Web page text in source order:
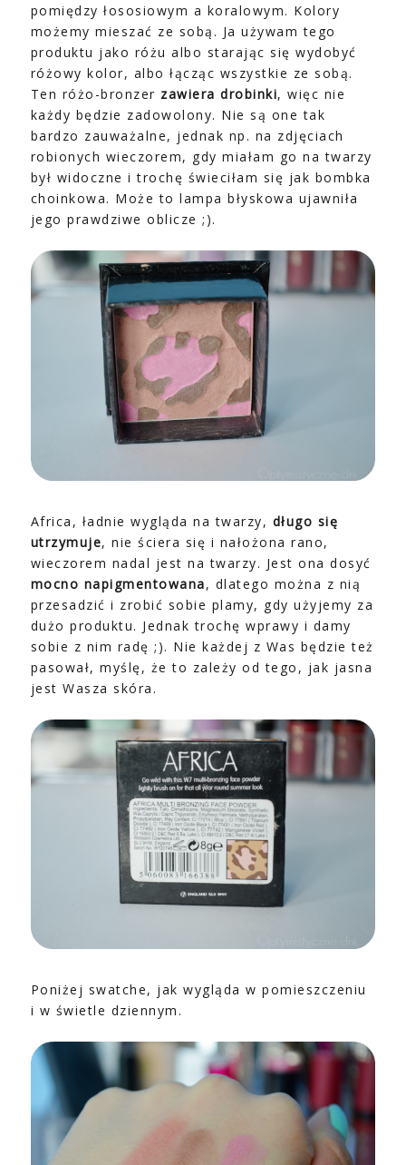
pomiędzy łososiowym a koralowym. Kolory
możemy mieszać ze sobą. Ja używam tego
produktu jako różu albo starając się wydobyć
różowy kolor, albo łącząc wszystkie ze sobą.
Ten różo-bronzer zawiera drobinki, więc nie
każdy będzie zadowolony. Nie są one tak
bardzo zauważalne, jednak np. na zdjęciach
robionych wieczorem, gdy miałam go na twarzy
był widoczne i trochę świeciłam się jak bombka
choinkowa. Może to lampa błyskowa ujawniła
jego prawdziwe oblicze ;).
Africa, ładnie wygląda na twarzy, długo się
utrzymuje, nie ściera się i nałożona rano,
wieczorem nadal jest na twarzy. Jest ona dosyć
mocno napigmentowana, dlatego można z nią
przesadzić i zrobić sobie plamy, gdy użyjemy za
dużo produktu. Jednak trochę wprawy i damy
sobie z nim radę ;). Nie każdej z Was będzie też
pasował, myślę, że to zależy od tego, jak jasna
jest Wasza skóra.
Poniżej swatche, jak wygląda w pomieszczeniu
i w świetle dziennym.